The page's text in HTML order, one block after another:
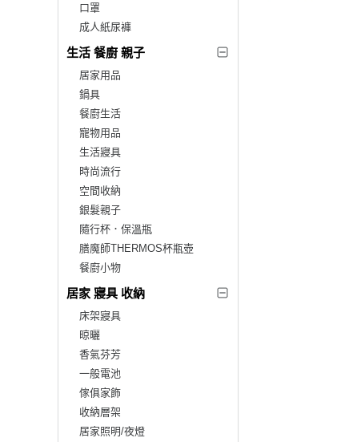
口罩
成人紙尿褲
生活 餐廚 親子
居家用品
鍋具
餐廚生活
寵物用品
生活寢具
時尚流行
空間收納
銀髮親子
隨行杯．保溫瓶
膳魔師THERMOS杯瓶壺
餐廚小物
居家 寢具 收納
床架寢具
晾曬
香氣芬芳
一般電池
傢俱家飾
收納層架
居家照明/夜燈